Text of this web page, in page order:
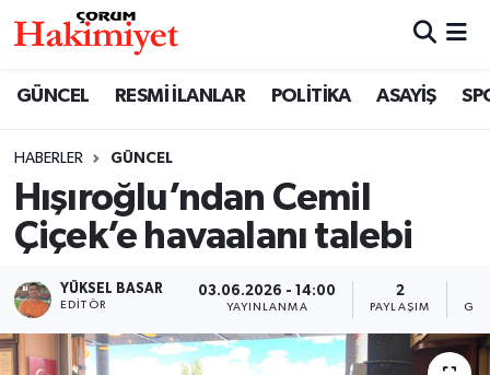
GÜNCEL RESMİ İLANLAR POLİTİKA ASAYİŞ
HABERLER GÜNCEL
Hışıroğlu’ndan Cemil
Çiçek’e havaalanı talebi
YÜKSEL BASAR
EDITÖR
03.06.2026 - 14:00
YAYINLANMA
2
PAYLAŞIM
SAĞLIK
ASAYİŞ
EKONOMİ
GÜNCEL
Nöbetçi Eczaneler
Çorum Namaz Vakitleri
Trafik Durumu
Süper Lig Puan Durumu ve Fikstür
Tüm Manşetler